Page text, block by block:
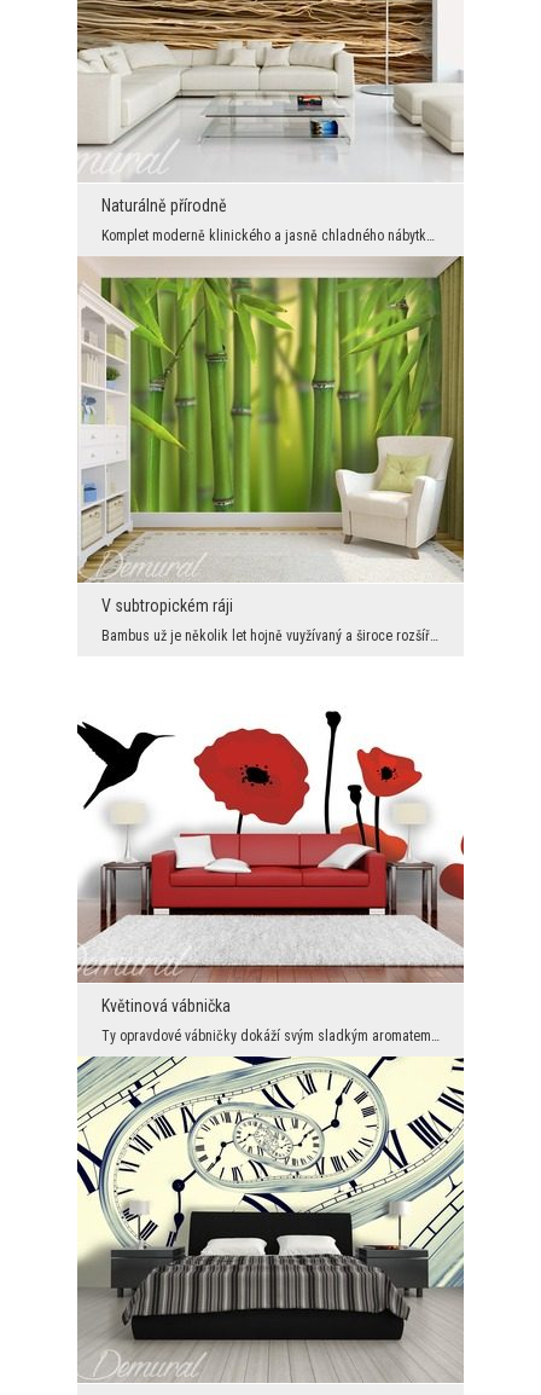
Naturálně přírodně
Komplet moderně klinického a jasně chladného nábytku spolu s nesmazatelnými sklěnenými doplňky a ...
V subtropickém ráji
Bambus už je několik let hojně vuyžívaný a široce rozšířený prvek. Z dřevěné lodyhy této exotické...
Květinová vábnička
Ty opravdové vábničky dokáží svým sladkým aromatem skutečně přilákat třeba kolibříky. Intenzivní ...